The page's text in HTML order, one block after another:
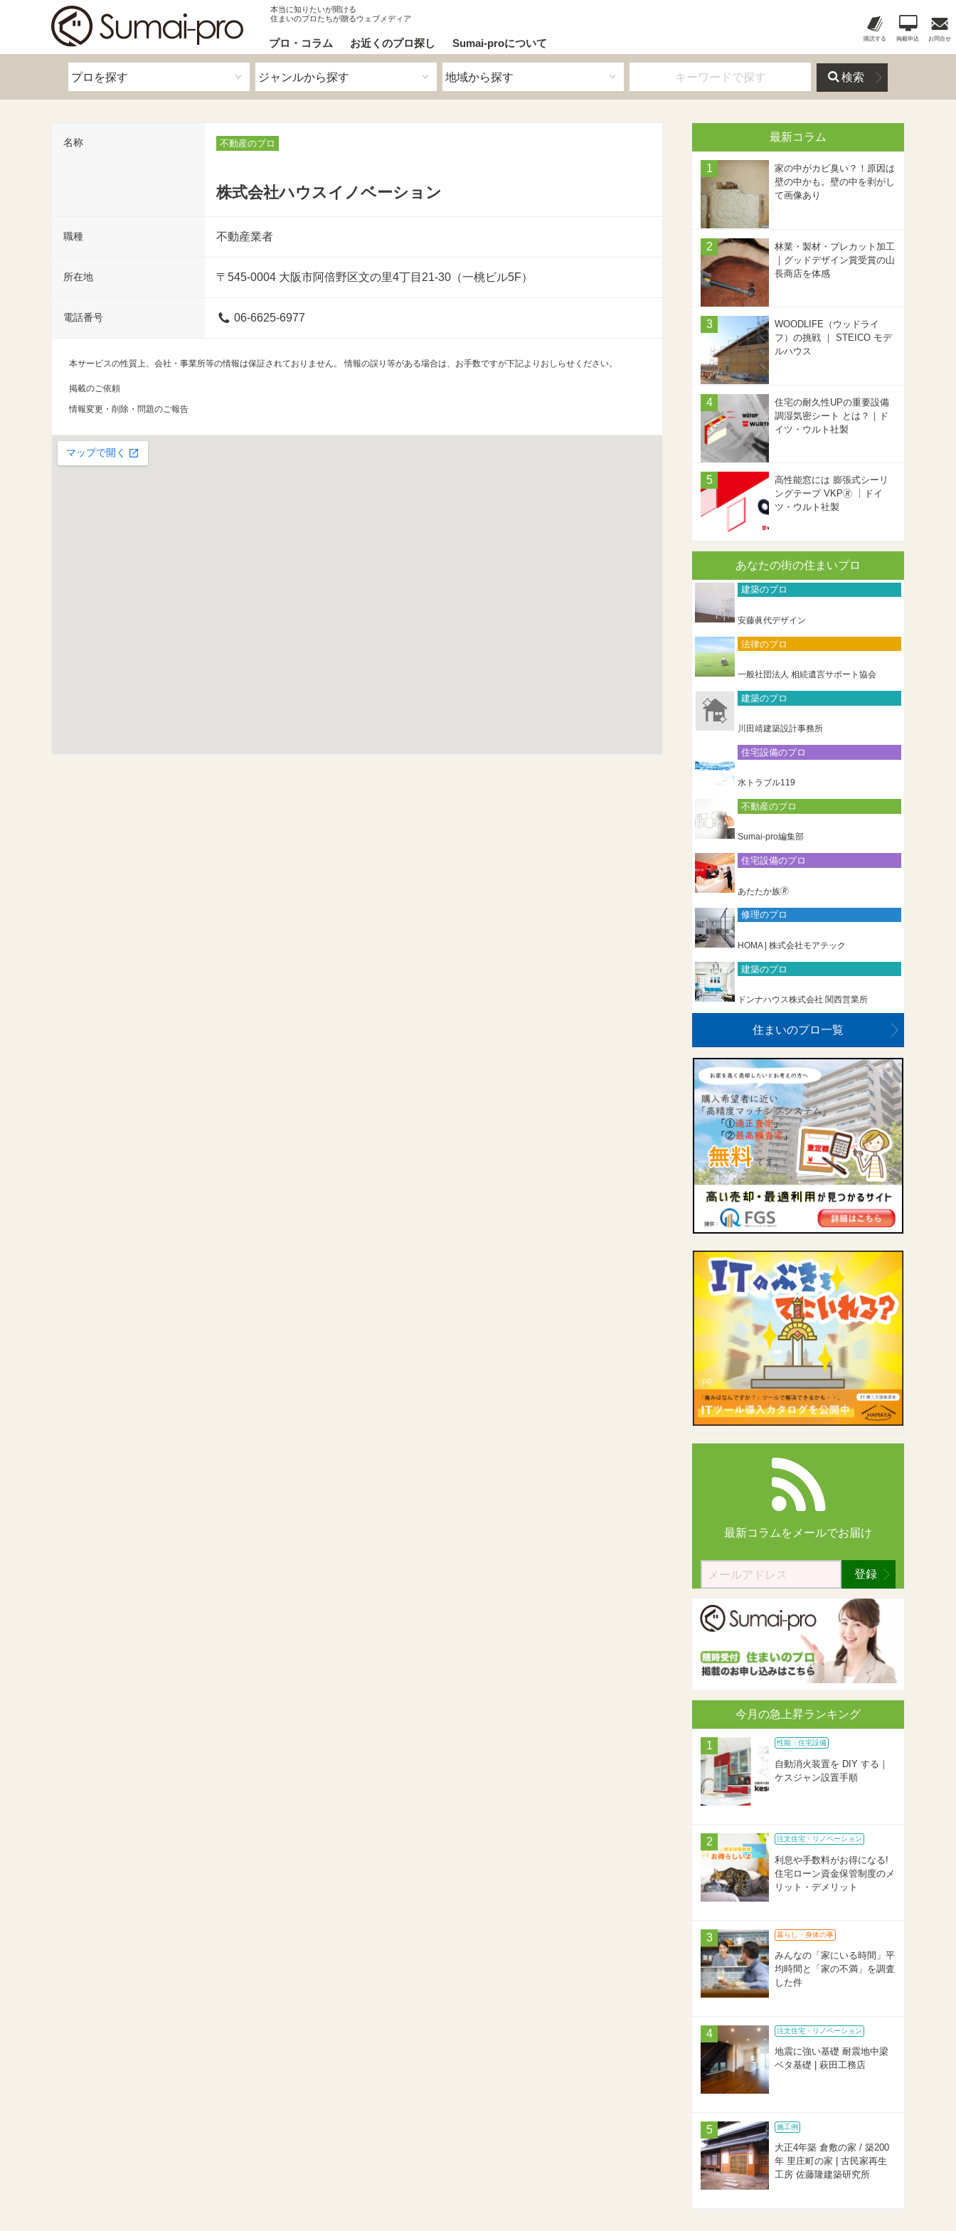
本当に知りたいが聞ける
住まいのプロたちが贈るウェブメディア
プロ・コラム お近くのプロ探し Sumai-proについて 購読する 掲載申込 お問合せ
検索
名称 不動産のプロ
株式会社ハウスイノベーション
職種 不動産業者
所在地 〒545-0004 大阪市阿倍野区文の里4丁目21-30（一桃ビル5F）
電話番号 06-6625-6977
本サービスの性質上、会社・事業所等の情報は保証されておりません。 情報の誤り等がある場合は、お手数ですが下記よりおしらせください。
掲載のご依頼
情報変更・削除・問題のご報告
最新コラム
家の中がカビ臭い？！原因は
壁の中かも。壁の中を剥がし
て画像あり
林業・製材・プレカット加工
｜グッドデザイン賞受賞の山
長商店を体感
WOODLIFE（ウッドライ
フ）の挑戦 ｜ STEICO モデ
ルハウス
住宅の耐久性UPの重要設備
調湿気密シート とは？｜ド
イツ・ウルト社製
高性能窓には 膨張式シーリ
ングテープ VKP🄬 ｜ドイ
ツ・ウルト社製
あなたの街の住まいプロ
建築のプロ
安藤眞代デザイン
法律のプロ
一般社団法人 相続遺言サポート協会
建築のプロ
川田靖建築設計事務所
住宅設備のプロ
水トラブル119
不動産のプロ
Sumai-pro編集部
住宅設備のプロ
あたたか族🄬
修理のプロ
HOMA | 株式会社モアテック
建築のプロ
ドンナハウス株式会社 関西営業所
住まいのプロ一覧
最新コラムを メールでお届け
登録
今月の急上昇ランキング
性能・住宅設備
自動消火装置を DIY する｜
ケスジャン設置手順
注文住宅・リノベーション
利息や手数料がお得になる!
住宅ローン資金保管制度のメ
リット・デメリット
暮らし・身体の事
みんなの「家にいる時間」平
均時間と「家の不満」を調査
した件
注文住宅・リノベーション
地震に強い基礎 耐震地中梁
ベタ基礎 | 萩田工務店
施工例
大正4年築 倉敷の家 / 築200
年 里庄町の家 | 古民家再生
工房 佐藤隆建築研究所